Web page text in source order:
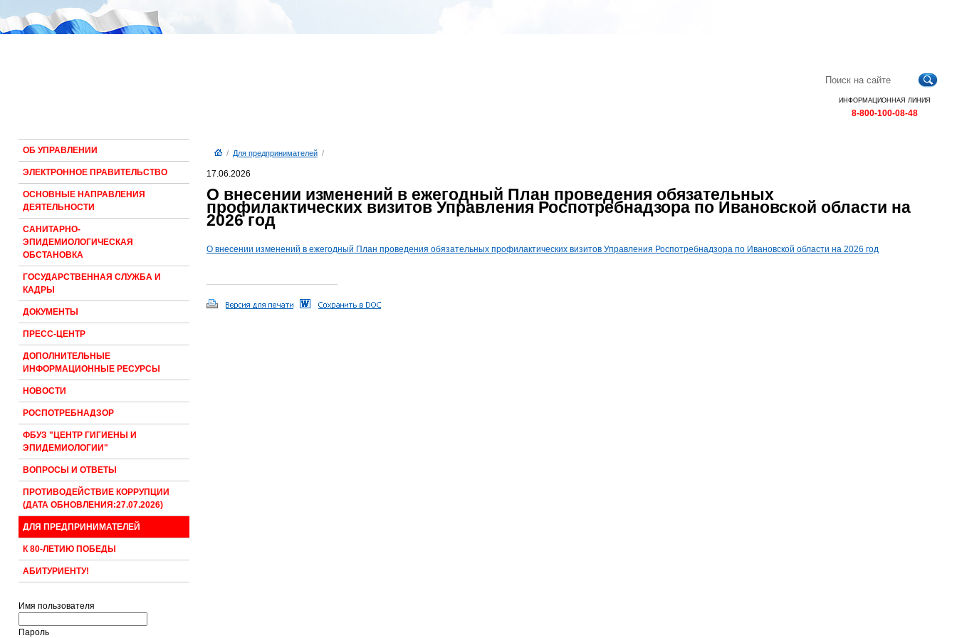
сайта
RSS
ИНФОРМАЦИОННАЯ ЛИНИЯ
8-800-100-08-48
ОБ УПРАВЛЕНИИ
ЭЛЕКТРОННОЕ ПРАВИТЕЛЬСТВО
ОСНОВНЫЕ НАПРАВЛЕНИЯ
ДЕЯТЕЛЬНОСТИ
САНИТАРНО-
ЭПИДЕМИОЛОГИЧЕСКАЯ
ОБСТАНОВКА
ГОСУДАРСТВЕННАЯ СЛУЖБА И
КАДРЫ
ДОКУМЕНТЫ
ПРЕСС-ЦЕНТР
ДОПОЛНИТЕЛЬНЫЕ
ИНФОРМАЦИОННЫЕ РЕСУРСЫ
НОВОСТИ
РОСПОТРЕБНАДЗОР
ФБУЗ "ЦЕНТР ГИГИЕНЫ И
ЭПИДЕМИОЛОГИИ"
ВОПРОСЫ И ОТВЕТЫ
ПРОТИВОДЕЙСТВИЕ КОРРУПЦИИ
(ДАТА ОБНОВЛЕНИЯ:27.07.2026)
ДЛЯ ПРЕДПРИНИМАТЕЛЕЙ
К 80-ЛЕТИЮ ПОБЕДЫ
АБИТУРИЕНТУ!
Имя пользователя
Пароль
/ Для предпринимателей/
17.06.2026
О внесении изменений в ежегодный План проведения обязательных
профилактических визитов Управления Роспотребнадзора по Ивановской области на
2026 год
О внесении изменений в ежегодный План проведения обязательных профилактических визитов Управления Роспотребнадзора по Ивановской области на 2026 год